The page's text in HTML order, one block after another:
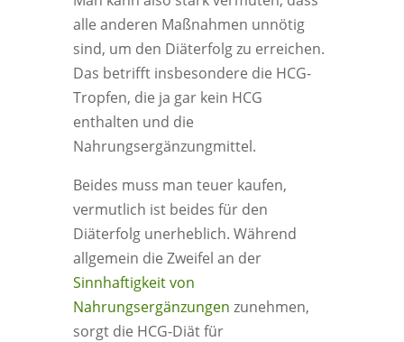
alle anderen Maßnahmen unnötig
sind, um den Diäterfolg zu erreichen.
Das betrifft insbesondere die HCG-
Tropfen, die ja gar kein HCG
enthalten und die
Nahrungsergänzungmittel.
Beides muss man teuer kaufen,
vermutlich ist beides für den
Diäterfolg unerheblich. Während
allgemein die Zweifel an der
Sinnhaftigkeit von
Nahrungsergänzungen zunehmen,
sorgt die HCG-Diät für